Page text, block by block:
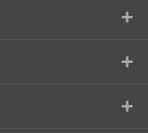
+
+
+